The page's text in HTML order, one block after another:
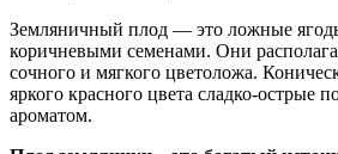
Земляничный плод — это ложные
коричневыми семенами. Они
сочного и мягкого цветоложа.
яркого красного цвета сладко-острые
ароматом.